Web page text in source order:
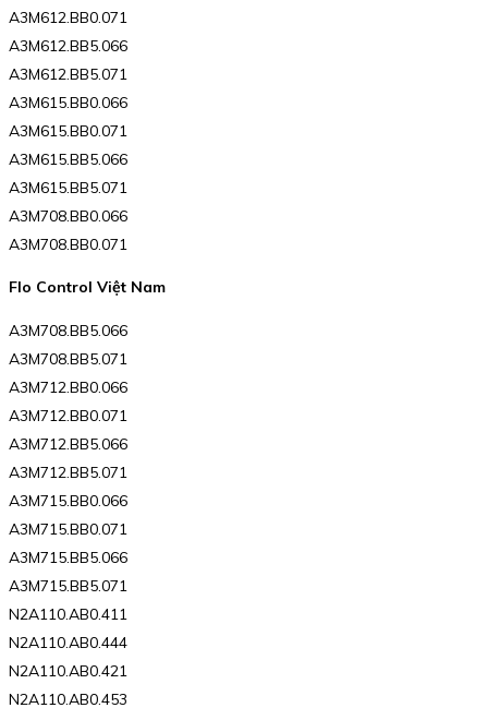
A3M612.BB0.071
A3M612.BB5.066
A3M612.BB5.071
A3M615.BB0.066
A3M615.BB0.071
A3M615.BB5.066
A3M615.BB5.071
A3M708.BB0.066
A3M708.BB0.071
Flo Control Việt Nam
A3M708.BB5.066
A3M708.BB5.071
A3M712.BB0.066
A3M712.BB0.071
A3M712.BB5.066
A3M712.BB5.071
A3M715.BB0.066
A3M715.BB0.071
A3M715.BB5.066
A3M715.BB5.071
N2A110.AB0.411
N2A110.AB0.444
N2A110.AB0.421
N2A110.AB0.453